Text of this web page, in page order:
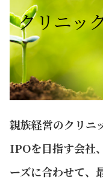
クリニッ
親族経営のクリニ
IPOを目指す会社
ーズに合わせて、